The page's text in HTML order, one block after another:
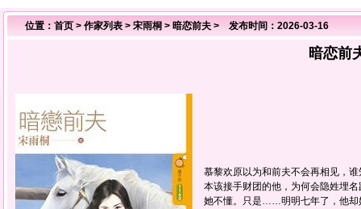
位置： 首页 > 作家列表 > 宋雨桐 > 暗恋前夫 > 发布时间：2026-03-16
暗恋
慕黎欢原以为和前夫不会再相见，
本该接手财团的他，为何会隐姓埋
她不懂。只是……明明七年了，他却